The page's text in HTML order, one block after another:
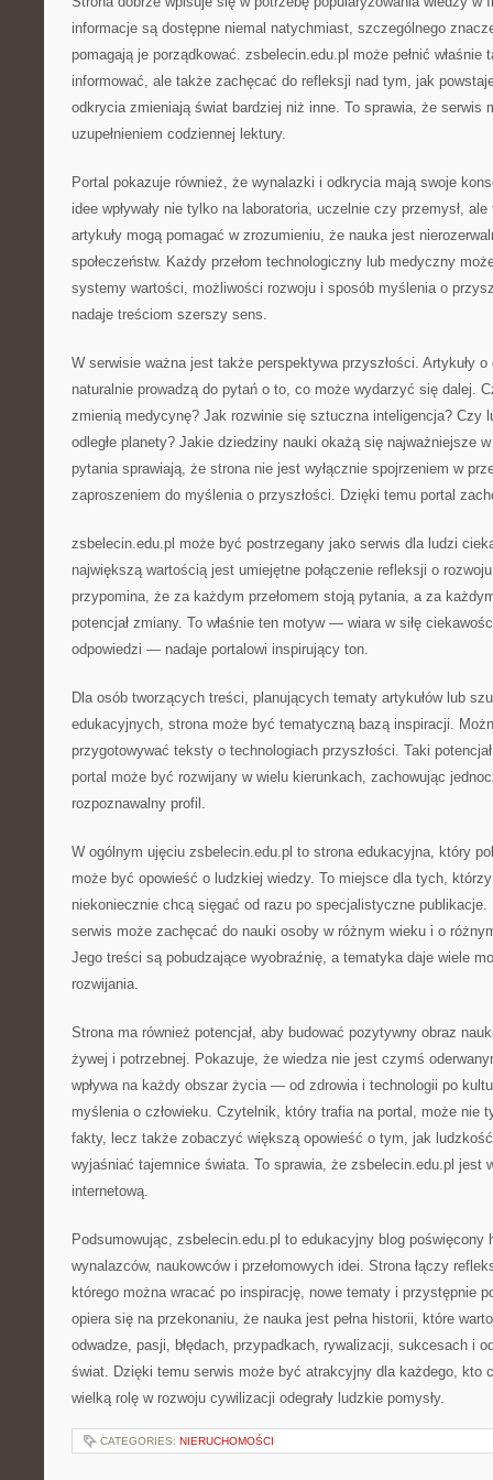
informacje są dostępne niemal natychmiast, szczególnego
pomagają je porządkować. zsbelecin.edu.pl może pełnić
informować, ale także zachęcać do refleksji nad tym, jak
odkrycia zmieniają świat bardziej niż inne. To sprawia, że serwis
uzupełnieniem codziennej lektury.
Portal pokazuje również, że wynalazki i odkrycia mają swoje
idee wpływały nie tylko na laboratoria, uczelnie czy przemysł,
artykuły mogą pomagać w zrozumieniu, że nauka jest
społeczeństw. Każdy przełom technologiczny lub medyczny
systemy wartości, możliwości rozwoju i sposób myślenia o
nadaje treściom szerszy sens.
W serwisie ważna jest także perspektywa przyszłości. Artykuły
naturalnie prowadzą do pytań o to, co może wydarzyć się dalej.
zmienią medycynę? Jak rozwinie się sztuczna inteligencja? Czy
odległe planety? Jakie dziedziny nauki okażą się najważniejsze
pytania sprawiają, że strona nie jest wyłącznie spojrzeniem w
zaproszeniem do myślenia o przyszłości. Dzięki temu portal
zsbelecin.edu.pl może być postrzegany jako serwis dla ludzi
największą wartością jest umiejętne połączenie refleksji o
przypomina, że za każdym przełomem stoją pytania, a za
potencjał zmiany. To właśnie ten motyw — wiara w siłę
odpowiedzi — nadaje portalowi inspirujący ton.
Dla osób tworzących treści, planujących tematy artykułów lub
edukacyjnych, strona może być tematyczną bazą inspiracji.
przygotowywać teksty o technologiach przyszłości. Taki
portal może być rozwijany w wielu kierunkach, zachowując
rozpoznawalny profil.
W ogólnym ujęciu zsbelecin.edu.pl to strona edukacyjna, który
może być opowieść o ludzkiej wiedzy. To miejsce dla tych,
niekoniecznie chcą sięgać od razu po specjalistyczne
serwis może zachęcać do nauki osoby w różnym wieku i o
Jego treści są pobudzające wyobraźnię, a tematyka daje wiele
rozwijania.
Strona ma również potencjał, aby budować pozytywny obraz
żywej i potrzebnej. Pokazuje, że wiedza nie jest czymś
wpływa na każdy obszar życia — od zdrowia i technologii po
myślenia o człowieku. Czytelnik, który trafia na portal, może nie
fakty, lecz także zobaczyć większą opowieść o tym, jak ludzkość
wyjaśniać tajemnice świata. To sprawia, że zsbelecin.edu.pl jest
internetową.
Podsumowując, zsbelecin.edu.pl to edukacyjny blog poświęcony
wynalazców, naukowców i przełomowych idei. Strona łączy
którego można wracać po inspirację, nowe tematy i przystępnie
opiera się na przekonaniu, że nauka jest pełna historii, które
odwadze, pasji, błędach, przypadkach, rywalizacji, sukcesach i
świat. Dzięki temu serwis może być atrakcyjny dla każdego, kto
wielką rolę w rozwoju cywilizacji odegrały ludzkie pomysły.
CATEGORIES: NIERUCHOMOŚCI